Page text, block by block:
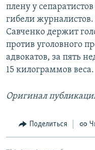
плену у
гибели
Савченко держит
против уголовного
адвокатов, за пять
15 килограммов веса.
Оригинал
Поделиться